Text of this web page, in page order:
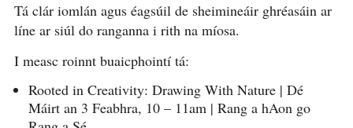
Tá clár iomlán agus éagsúil de sheimineáir ghréasáin ar
líne ar siúl do ranganna i rith na míosa.
I measc roinnt buaicphointí tá:
Rooted in Creativity: Drawing With Nature | Dé
Máirt an 3 Feabhra, 10 – 11am | Rang a hAon go